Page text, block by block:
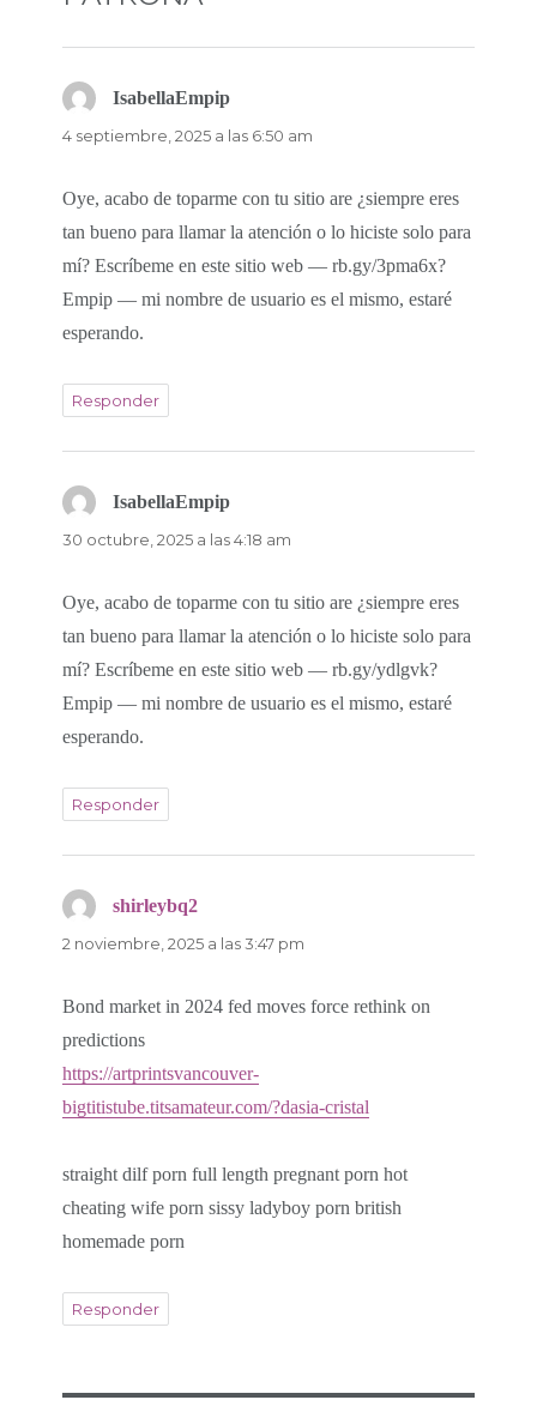
i
e
b
n
u
a
e
t
a
a
e
v
a
c
o
(
S
a
e
n
n
v
n
t
u
IsabellaEmpipdice:
4 septiembre, 2025 a las 6:50 am
Oye, acabo de toparme con tu sitio are ¿siempre eres
tan bueno para llamar la atención o lo hiciste solo para
mí? Escríbeme en este sitio web — rb.gy/3pma6x?
Empip — mi nombre de usuario es el mismo, estaré
esperando.
Responder
IsabellaEmpipdice:
30 octubre, 2025 a las 4:18 am
Oye, acabo de toparme con tu sitio are ¿siempre eres
tan bueno para llamar la atención o lo hiciste solo para
mí? Escríbeme en este sitio web — rb.gy/ydlgvk?
Empip — mi nombre de usuario es el mismo, estaré
esperando.
Responder
shirleybq2dice:
2 noviembre, 2025 a las 3:47 pm
Bond market in 2024 fed moves force rethink on
predictions
https://artprintsvancouver-
bigtitistube.titsamateur.com/?dasia-cristal
straight dilf porn full length pregnant porn hot
cheating wife porn sissy ladyboy porn british
homemade porn
Responder